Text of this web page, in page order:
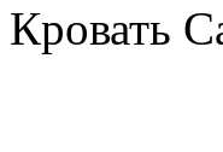
Кровать